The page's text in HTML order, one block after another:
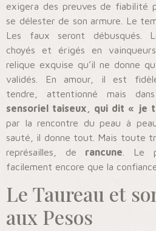
exigera des preuves de fiabilité
se délester de son armure. Le
Les faux seront débusqués.
choyés et érigés en
relique exquise qu’il ne donne
validés. En amour, il est
tendre, attentionné mais
sensoriel taiseux, qui dit « je
par la rencontre du peau à
sauté, il donne tout. Mais toute
représailles, de rancune . Le
facilement encore que la
Le Taureau et
aux Pesos